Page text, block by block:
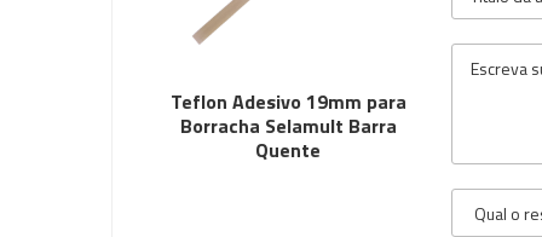
Teflon Adesivo 19mm para
Borracha Selamult Barra
Quente